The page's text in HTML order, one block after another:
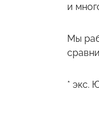
и
Мы
* экс.